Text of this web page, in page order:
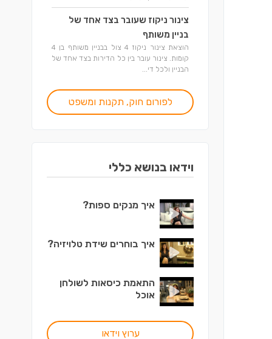
צינור ניקוז שעובר בצד אחד של
בניין משותף
הוצאת צינור ניקוז 4 צול בבניין משותף בן 4
קומות. צינור עובר בין כל הדירות בצד אחד של
הבניין ולכל די...
לפורום חוק, תקנות ומשפט
וידאו בנושא כללי
איך מנקים ספות?
איך בוחרים שידת טלויזיה?
התאמת כיסאות לשולחן
אוכל
ערוץ וידאו